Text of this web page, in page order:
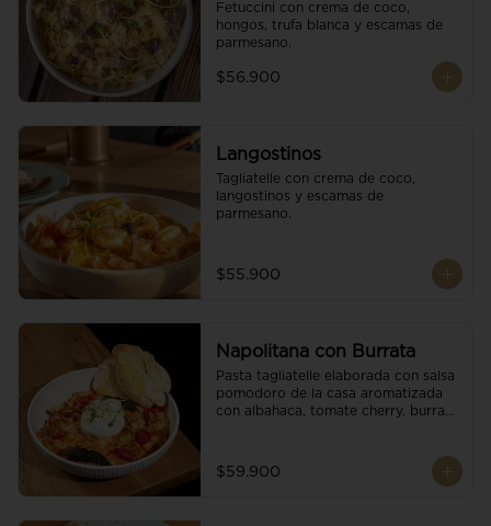
Fetuccini con crema de coco,
hongos, trufa blanca y escamas de
parmesano.
$56.900
Langostinos
Tagliatelle con crema de coco,
langostinos y escamas de
parmesano.
$55.900
Napolitana con Burrata
Pasta tagliatelle elaborada con salsa
pomodoro de la casa aromatizada
con albahaca, tomate cherry, burrata
$59.900